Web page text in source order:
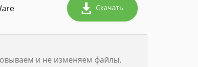
Скачать
и не изменяем файлы.